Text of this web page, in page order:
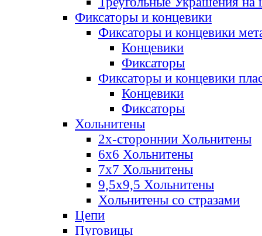
Фиксаторы и концевики
Фиксаторы и концевики
Концевики
Фиксаторы
Фиксаторы и концевики
Концевики
Фиксаторы
Хольнитены
2х-стороннии Хольнитены
6х6 Хольнитены
7х7 Хольнитены
9,5х9,5 Хольнитены
Хольнитены со стразами
Цепи
Пуговицы